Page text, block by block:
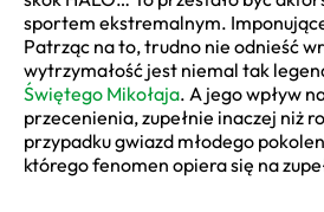
sportem ekstremalnym.
Patrząc na to, trudno nie odnieść
wytrzymałość jest niemal tak
Świętego Mikołaja. A jego wpływ
przecenienia, zupełnie inaczej niż
przypadku gwiazd młodego
którego fenomen opiera się na